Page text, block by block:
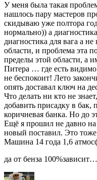
У меня была такая
нашлось пару мастеров
скидываю уже полтора
нормально)) а
диагностика для вага а
области, и проблема эта
пределы этой области, а
Питера … где есть
не беспокоит! Лето
опять доставал ключ на
Что делать ни кто не
добавить присадку в бак,
коричневая банка. Но до
Ещё я прошил не давно на
новый поставил. Это тоже
Машина 14 года 1,6
да от бенза 100%зависит…